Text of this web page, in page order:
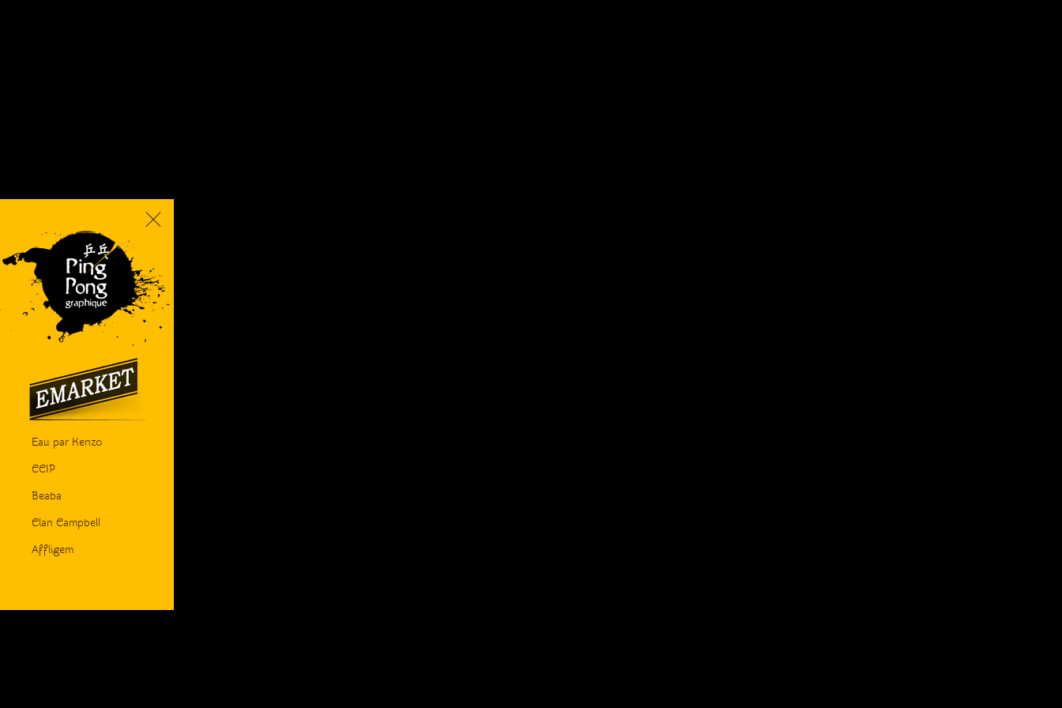
Eau par Kenzo
CCIP
Beaba
Clan Campbell
Affligem